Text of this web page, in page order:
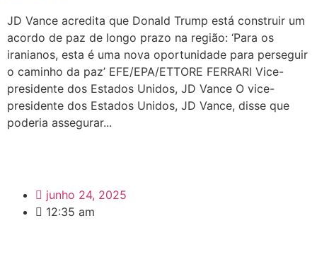
JD Vance acredita que Donald Trump está construir um
acordo de paz de longo prazo na região: ‘Para os
iranianos, esta é uma nova oportunidade para perseguir
o caminho da paz’ EFE/EPA/ETTORE FERRARI Vice-
presidente dos Estados Unidos, JD Vance O vice-
presidente dos Estados Unidos, JD Vance, disse que
poderia assegurar...
junho 24, 2025
12:35 am